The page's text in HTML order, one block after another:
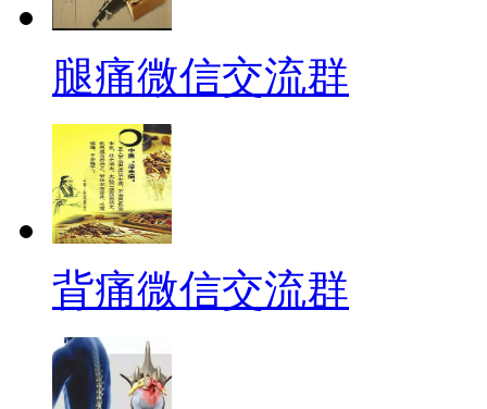
腿痛微信交流群
背痛微信交流群